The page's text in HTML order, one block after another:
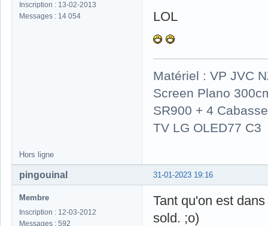
Inscription : 13-02-2013
Messages : 14 054
LOL
Matériel : VP JVC
Screen Plano
SR900 + 4
TV LG OLED77 C3
Hors ligne
31-01-2023 19:16
pingouinal
Membre
Inscription : 12-03-2012
Messages : 592
Tant qu'on est
sold. ;o)